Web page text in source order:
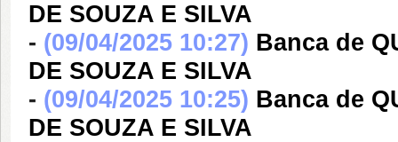
DE SOUZA E SILVA
- (09/04/2025 10:27) Banca de
DE SOUZA E SILVA
- (09/04/2025 10:25) Banca de
DE SOUZA E SILVA